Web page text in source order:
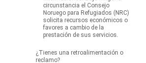
circunstancia el Consejo
Noruego para Refugiados (NRC)
solicita recursos económicos o
favores a cambio de la
prestación de sus servicios.
¿Tienes una retroalimentación o
reclamo?